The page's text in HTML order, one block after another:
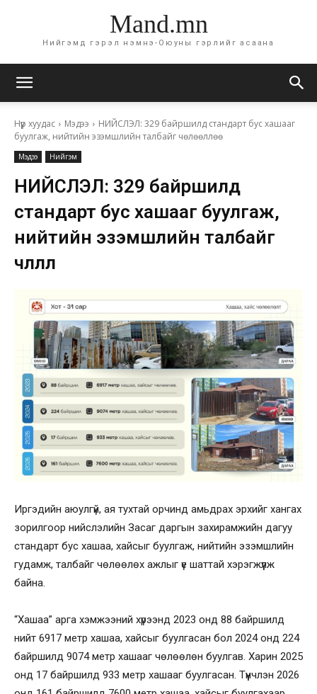
Mand.mn
Нийгэмд гэрэл нэмнэ-Оюуны гэрлийг асаана
Нүүр хуудас Мэдээ
НИЙСЛЭЛ: 329 байршилд стандарт бус хашааг
буулгаж, нийтийн эзэмшлийн талбайг чөлөөллөө
Мэдээ Нийгэм
НИЙСЛЭЛ: 329 байршилд
стандарт бус хашааг буулгаж,
нийтийн эзэмшлийн талбайг
чөлөөллөө
Иргэдийн аюулгүй, ая тухтай орчинд амьдрах эрхийг хангах
зорилгоор нийслэлийн Засаг даргын захирамжийн дагуу
стандарт бус хашаа, хайсыг буулгаж, нийтийн эзэмшлийн
гудамж, талбайг чөлөөлөх ажлыг үе шаттай хэрэгжүүлж
байна.
“Хашаа” арга хэмжээний хүрээнд 2023 онд 88 байршилд
нийт 6917 метр хашаа, хайсыг буулгасан бол 2024 онд 224
байршилд 9074 метр хашааг чөлөөлөн буулгав. Харин 2025
онд 17 байршилд 933 метр хашааг буулгасан. Түүнчлэн 2026